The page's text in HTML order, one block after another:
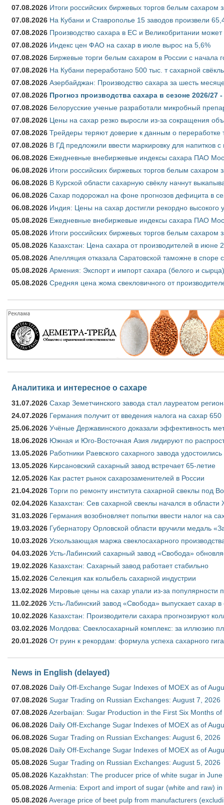
07.08.2026 Итоги российских биржевых торгов белым сахаром
07.08.2026 На Кубани и Ставрополье 15 заводов произвели
07.08.2026 Производство сахара в ЕС и Великобритании
07.08.2026 Индекс цен ФАО на сахар в июле вырос на 5,6%
07.08.2026 Биржевые торги белым сахаром в России с начала
07.08.2026 На Кубани переработано 500 тыс. т сахарной
07.08.2026 Азербайджан: Производство сахара за шесть
07.08.2026 Прогноз производства сахара в сезоне 2026/
07.08.2026 Белорусские ученые разработали микробный
07.08.2026 Цены на сахар резко выросли из-за сокращения
07.08.2026 Трейдеры теряют доверие к данным о переработке
07.08.2026 В ГД предложили ввести маркировку для напитков
06.08.2026 Ежедневные внебиржевые индексы сахара ПАО
06.08.2026 Итоги российских биржевых торгов белым сахаром
06.08.2026 В Курской области сахарную свёклу начнут
06.08.2026 Сахар подорожал на фоне прогнозов дефицита в
06.08.2026 Индия: Цены на сахар достигли рекордно высокого
05.08.2026 Ежедневные внебиржевые индексы сахара ПАО
05.08.2026 Итоги российских биржевых торгов белым сахаром
05.08.2026 Казахстан: Цена сахара от производителей в июне
05.08.2026 Апелляция отказала Саратовской таможне в
05.08.2026 Армения: Экспорт и импорт сахара (белого и
05.08.2026 Средняя цена жома свекловичного от
Аналитика и интересное о сахаре
31.07.2026 Сахар Земетчинского завода стал лауреатом
24.07.2026 Германия получит от введения налога на сахар
25.06.2026 Учёные Державинского доказали эффективность
18.06.2026 Южная и Юго-Восточная Азия лидируют по
13.05.2026 Работники Раевского сахарного завода удостоились
13.05.2026 Кирсановский сахарный завод встречает 65-летие
12.05.2026 Как растет рынок сахарозаменителей в России
21.04.2026 Торги по ремонту института сахарной свеклы под
02.04.2026 Казахстан: Сев сахарной свеклы начался в области
31.03.2026 Германия возобновляет попытки ввести налог на
19.03.2026 Губернатору Орловской области вручили медаль
10.03.2026 Ускользающая маржа свеклосахарного
04.03.2026 Усть-Лабинский сахарный завод «Свобода»
19.02.2026 Казахстан: Сахарный завод работает стабильно
15.02.2026 Селекция как колыбель сахарной индустрии
13.02.2026 Мировые цены на сахар упали из-за популярности
11.02.2026 Усть-Лабинский завод «Свобода» выпускает сахар в
10.02.2026 Казахстан: Производители сахара прогнозируют
03.02.2026 Молдова: Свеклосахарный комплекс: за иллюзию
20.01.2026 От руин к рекордам: формула успеха сахарного
News in English (delayed)
07.08.2026 Daily Off-Exchange Sugar Indexes of MOEX as of
07.08.2026 Sugar Trading on Russian Exchanges: August 7, 2026
07.08.2026Azerbaijan: Sugar Production in the First Six Months of
06.08.2026 Daily Off-Exchange Sugar Indexes of MOEX as of
06.08.2026 Sugar Trading on Russian Exchanges: August 6, 2026
05.08.2026 Daily Off-Exchange Sugar Indexes of MOEX as of
05.08.2026 Sugar Trading on Russian Exchanges: August 5, 2026
05.08.2026 Kazakhstan: The producer price of white sugar in
05.08.2026Armenia: Export and import of sugar (white and raw)
05.08.2026Average price of beet pulp from manufacturers